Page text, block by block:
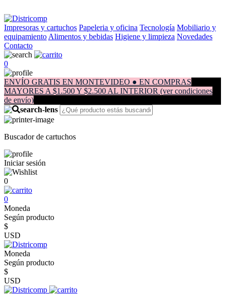
Impresoras y cartuchos Papeleria y oficina Tecnología Mobiliario y
equipamiento Alimentos y bebidas Higiene y limpieza Novedades
Contacto
0
ENVÍO GRATIS EN MONTEVIDEO ● EN COMPRAS
MAYORES A $1.500 Y $2.500 AL INTERIOR (ver condiciones
de envío)
Buscador de cartuchos
Iniciar sesión
0
0
Moneda
Según producto
$
USD
Moneda
Según producto
$
USD